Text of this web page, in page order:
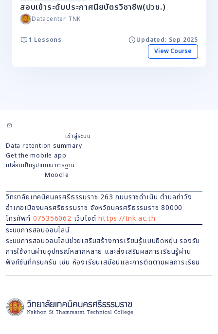
สอบเข้าระดับประกาศนียบัตรวิชาชีพ(ปวช.)
Datacenter TNK
1 Lessons
Updated: Sep 2025
View Course
ท่านยังไม่ได้เข้าสู่ระบบ (เข้าสู่ระบบ
Data retention summary
Get the mobile app
เปลี่ยนเป็นรูปแบบมาตรฐาน
Moodle
ระบบการสอบออนไลน์
ระบบการสอนออนไลน์ช่วยเสริมสร้างการเรียนรู้แบบยืดหยุ่น รองรับ
การใช้งานผ่านอุปกรณ์หลากหลาย และส่งเสริมผลการเรียนรู้ผ่าน
ฟังก์ชันที่ครบครัน เช่น ห้องเรียนเสมือนและการติดตามผลการเรียน
วิทยาลัยเทคนิคนครศรีธรรมราช 263 ถนนราชดำเนิน ตำบลท่าวัง
อำเภอเมืองนครศรีธรรมราช จังหวัดนครศรีธรรมราช 80000
โทรศัพท์ 075356062 เว็บไซต์https://tnk.ac.th